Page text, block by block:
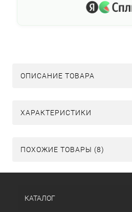
ОПИСАНИЕ ТОВАРА
ХАРАКТЕРИСТИКИ
ПОХОЖИЕ ТОВАРЫ (8)
КАТАЛОГ